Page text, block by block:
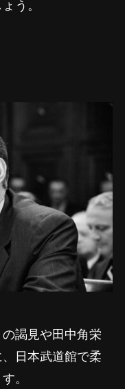
う。
謁見や田中角栄
日本武道館で柔
。